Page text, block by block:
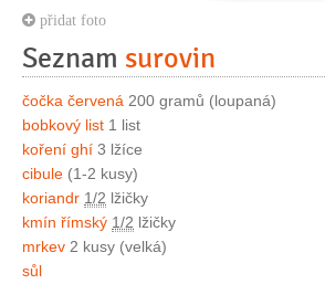
přidat foto
Seznam surovin
čočka červená 200 gramů (loupaná)
bobkový list 1 list
koření ghí 3 lžíce
cibule (1-2 kusy)
koriandr 1/2 lžičky
kmín římský 1/2 lžičky
mrkev 2 kusy (velká)
sůl